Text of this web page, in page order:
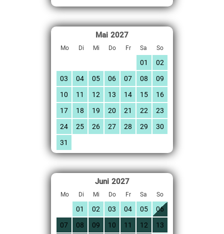
Mai 2027
Mo Di Mi Do Fr Sa So
01
02
03
04 05 06 07 08
09
10
11 12 13 14 15
16
17
18 19 20 21 22
23
24
25 26 27 28 29
30
31
Juni 2027
Mo Di Mi Do Fr Sa So
01 02 03 04 05
06
07
08 09 10 11 12 13